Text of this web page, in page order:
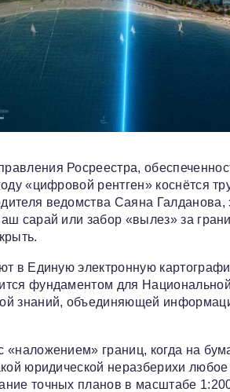
Росреестра,
«цифровой рентген» коснётся
ведомства Саяна
сарай или забор «вылез» за
в Единую электронную
фундаментом для
знаний, объединяющей
«наложением» границ, когда на
юридической неразберихи любое
точных планов в масштабе